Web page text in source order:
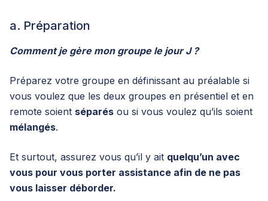
a. Préparation
Comment je gère mon groupe le jour J ?
Préparez votre groupe en définissant au préalable si
vous voulez que les deux groupes en présentiel et en
remote soient séparés ou si vous voulez qu’ils soient
mélangés.
Et surtout, assurez vous qu’il y ait quelqu’un avec
vous pour vous porter assistance afin de ne pas
vous laisser déborder.